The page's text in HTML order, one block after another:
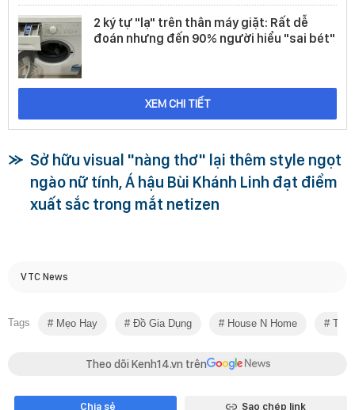
2 ký tự "lạ" trên thân máy giặt: Rất dễ
đoán nhưng đến 90% người hiểu "sai bét"
XEM CHI TIẾT
Sở hữu visual "nàng thơ" lại thêm style ngọt
ngào nữ tính, Á hậu Bùi Khánh Linh đạt điểm
xuất sắc trong mắt netizen
VTC News
Tags Mẹo Hay Đồ Gia Dụng House N Home Tủ
Theo dõi Kenh14.vn trên
Chia sẻ Sao chép link